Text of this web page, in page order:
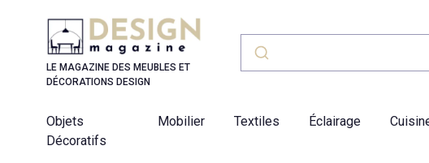
LE MAGAZINE DES MEUBLES ET
DÉCORATIONS DESIGN
Objets
Décoratifs
Mobilier Textiles Éclairage